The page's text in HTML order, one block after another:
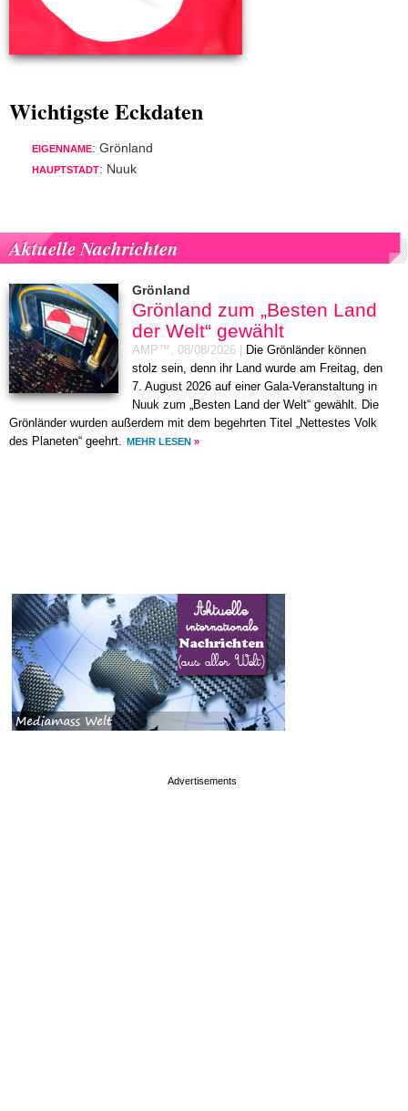
Wichtigste Eckdaten
EIGENNAME: Grönland
HAUPTSTADT: Nuuk
Aktuelle Nachrichten
Grönland
Grönland zum „Besten Land
der Welt“ gewählt
AMP™, 08/08/2026
Die Grönländer können
stolz sein, denn ihr Land wurde am Freitag, den
7. August 2026 auf einer Gala-Veranstaltung in
Nuuk zum „Besten Land der Welt“ gewählt. Die
Grönländer wurden außerdem mit dem begehrten Titel „Nettestes Volk
des Planeten“ geehrt.
MEHR LESEN »